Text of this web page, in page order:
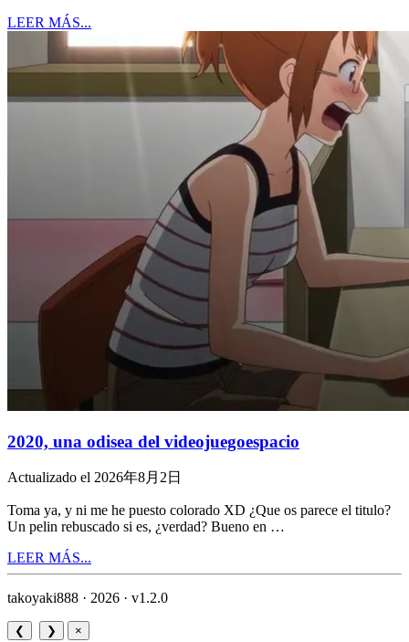
LEER MÁS...
2020, una odisea del videojuegoespacio
Actualizado el 2026年8月2日
Toma ya, y ni me he puesto colorado XD ¿Que os parece el titulo?
Un pelin rebuscado si es, ¿verdad? Bueno en …
LEER MÁS...
takoyaki888 · 2026 · v1.2.0
❮ ❯ ×